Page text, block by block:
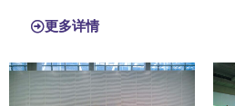
更多详情